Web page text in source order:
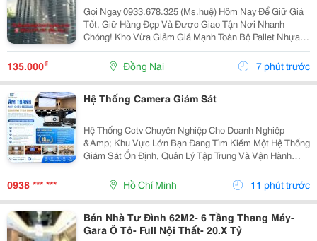
Gọi Ngay 0933.678.325 (Ms.huệ) Hôm Nay Để Giữ Giá
Tốt, Giữ Hàng Đẹp Và Được Giao Tận Nơi Nhanh
Chóng! Kho Vừa Giảm Giá Mạnh Toàn Bộ Pallet Nhựa
Tại Tân Bình ! Đây Là Cơ Hội Hiếm Để Mua Pallet Chất
Lượng Với Giá Thấp Hơn Thị Trường , Giúp Doanh...
135.000₫ Đồng Nai 7 phút trước
Hệ Thống Camera Giám Sát
Hệ Thống Cctv Chuyên Nghiệp Cho Doanh Nghiệp
&Amp; Khu Vực Lớn Bạn Đang Tìm Kiếm Một Hệ Thống
Giám Sát Ổn Định, Quản Lý Tập Trung Và Vận Hành
Liên Tục 24/7? Hợp Thành Thịnh Cung Cấp Giải Pháp
Cctv Toàn Diện, Đáp Ứng Nhu Cầu Giám Sát Cho Nhiều
0938 *** *** Hồ Chí Minh 11 phút trước
Bán Nhà Tư Đình 62M2- 6 Tầng Thang Máy-
Gara Ô Tô- Full Nội Thất- 20.X Tỷ